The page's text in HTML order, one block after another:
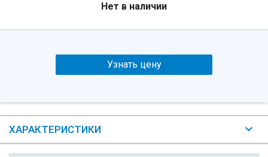
Нет в наличии
Узнать цену
ХАРАКТЕРИСТИКИ